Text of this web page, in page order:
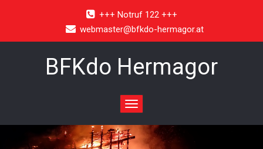
+++ Notruf 122 +++
webmaster@bfkdo-hermagor.at
BFKdo Hermagor
Toggle
navigation